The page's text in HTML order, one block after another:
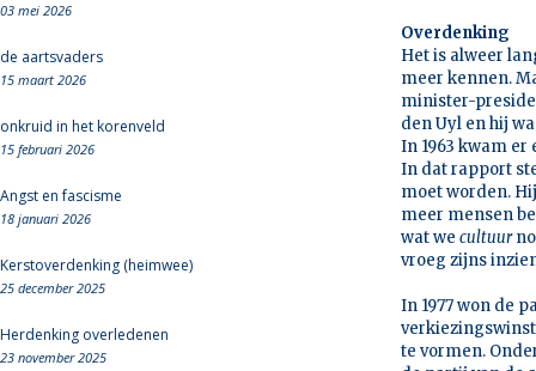
03 mei 2026
de aartsvaders
15 maart 2026
onkruid in het korenveld
15 februari 2026
Angst en fascisme
18 januari 2026
Kerstoverdenking (heimwee)
25 december 2025
Herdenking overledenen
23 november 2025
Overdenking
Het is alweer
meer kennen.
minister-
den Uyl en hij
In 1963 kwam
In dat rapport
moet worden.
meer mensen
wat we cultuur
vroeg zijns
In 1977 won de
te vormen.